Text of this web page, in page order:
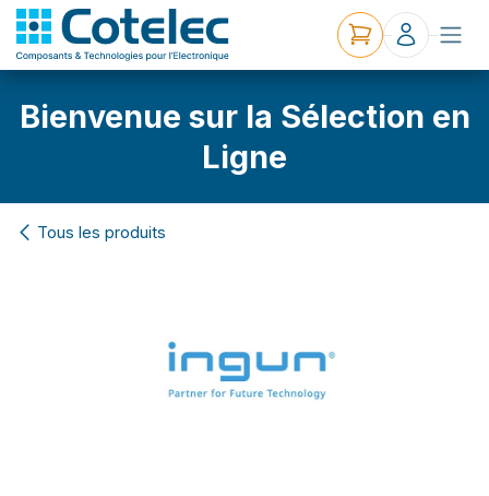
Bienvenue sur la Sélection en
Ligne
Tous les produits